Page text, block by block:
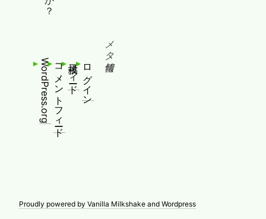
メタ情報
ログイン
投稿フィード
コメントフィード
WordPress.org
Proudly powered by Vanilla Milkshake and Wordpress